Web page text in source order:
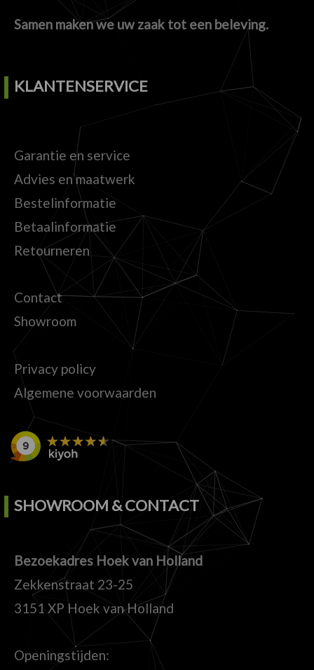
Samen maken we uw zaak tot een beleving.
KLANTENSERVICE
Garantie en service
Advies en maatwerk
Bestelinformatie
Betaalinformatie
Retourneren
Contact
Showroom
Privacy policy
Algemene voorwaarden
SHOWROOM & CONTACT
Bezoekadres Hoek van Holland
Zekkenstraat 23-25
3151 XP Hoek van Holland
Openingstijden: